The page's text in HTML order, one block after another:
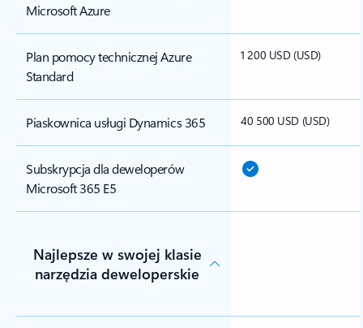
Microsoft Azure
Plan pomocy technicznej Azure
Standard
1 200 USD (USD)
Piaskownica usługi Dynamics 365 40 500 USD (USD)
Subskrypcja dla deweloperów
Microsoft 365 E5
Najlepsze w swojej klasie
narzędzia deweloperskie